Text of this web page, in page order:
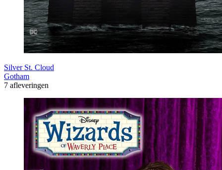
Silver St. Cloud
Gotham
7 afleveringen